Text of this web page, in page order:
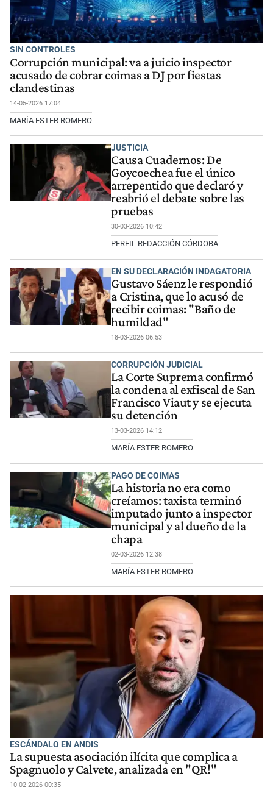
SIN CONTROLES
Corrupción municipal: va a juicio inspector
acusado de cobrar coimas a DJ por fiestas
clandestinas
14-05-2026 17:04
MARÍA ESTER ROMERO
JUSTICIA
Causa Cuadernos: De
Goycoechea fue el único
arrepentido que declaró y
reabrió el debate sobre las
pruebas
30-03-2026 10:42
PERFIL REDACCIÓN CÓRDOBA
EN SU DECLARACIÓN INDAGATORIA
Gustavo Sáenz le respondió
a Cristina, que lo acusó de
recibir coimas: "Baño de
humildad"
18-03-2026 06:53
CORRUPCIÓN JUDICIAL
La Corte Suprema confirmó
la condena al exfiscal de San
Francisco Viaut y se ejecuta
su detención
13-03-2026 14:12
MARÍA ESTER ROMERO
PAGO DE COIMAS
La historia no era como
creíamos: taxista terminó
imputado junto a inspector
municipal y al dueño de la
chapa
02-03-2026 12:38
MARÍA ESTER ROMERO
ESCÁNDALO EN ANDIS
La supuesta asociación ilícita que complica a
Spagnuolo y Calvete, analizada en "QR!"
10-02-2026 00:35